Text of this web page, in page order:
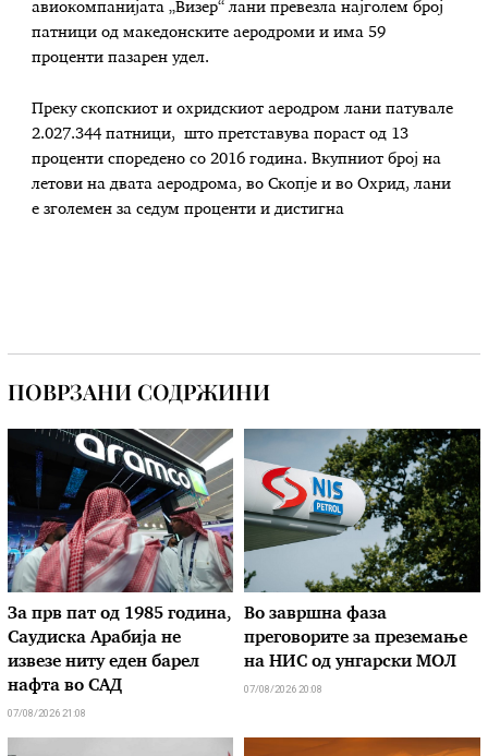
авиокомпанијата „Визер“ лани превезла најголем број
патници од македонските аеродроми и има 59
проценти пазарен удел.
Преку скопскиот и охридскиот аеродром лани патувале
2.027.344 патници, што претставува пораст од 13
проценти споредено со 2016 година. Вкупниот број на
летови на двата аеродрома, во Скопје и во Охрид, лани
е зголемен за седум проценти и дистигна
ПОВРЗАНИ СОДРЖИНИ
За прв пат од 1985 година,
Саудиска Арабија не
извезе ниту еден барел
нафта во САД
07/08/2026 21:08
Во завршна фаза
преговорите за преземање
на НИС од унгарски МОЛ
07/08/2026 20:08